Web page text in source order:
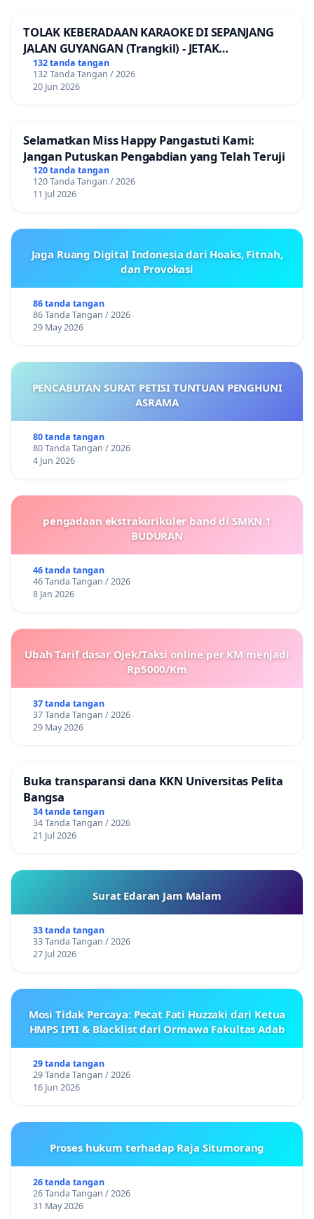
TOLAK KEBERADAAN KARAOKE DI SEPANJANG
JALAN GUYANGAN (Trangkil) - JETAK
(Wedarijaksa) Kab. PATI
132 tanda tangan
132 Tanda Tangan / 2026
20 Jun 2026
Selamatkan Miss Happy Pangastuti Kami:
Jangan Putuskan Pengabdian yang Telah Teruji
120 tanda tangan
120 Tanda Tangan / 2026
11 Jul 2026
Jaga Ruang Digital Indonesia dari Hoaks, Fitnah,
dan Provokasi
86 tanda tangan
86 Tanda Tangan / 2026
29 May 2026
PENCABUTAN SURAT PETISI TUNTUAN PENGHUNI
ASRAMA
80 tanda tangan
80 Tanda Tangan / 2026
4 Jun 2026
pengadaan ekstrakurikuler band di SMKN 1
BUDURAN
46 tanda tangan
46 Tanda Tangan / 2026
8 Jan 2026
Ubah Tarif dasar Ojek/Taksi online per KM menjadi
Rp5000/Km
37 tanda tangan
37 Tanda Tangan / 2026
29 May 2026
Buka transparansi dana KKN Universitas Pelita
Bangsa
34 tanda tangan
34 Tanda Tangan / 2026
21 Jul 2026
Surat Edaran Jam Malam
33 tanda tangan
33 Tanda Tangan / 2026
27 Jul 2026
Mosi Tidak Percaya: Pecat Fati Huzzaki dari Ketua
HMPS IPII & Blacklist dari Ormawa Fakultas Adab
29 tanda tangan
29 Tanda Tangan / 2026
16 Jun 2026
Proses hukum terhadap Raja Situmorang
26 tanda tangan
26 Tanda Tangan / 2026
31 May 2026